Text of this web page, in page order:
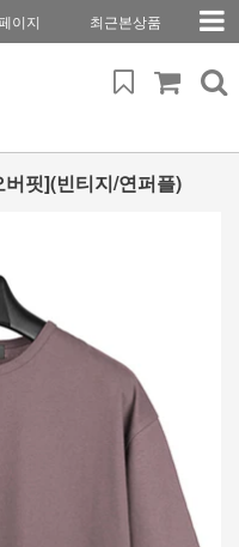
이지 최근본상품
핏](빈티지/연퍼플)